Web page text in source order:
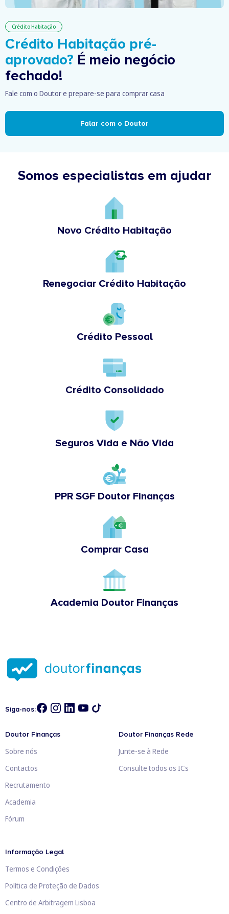
Crédito Habitação
Crédito Habitação pré-
aprovado? É meio negócio
fechado!
Fale com o Doutor e prepare-se para comprar casa
Falar com o Doutor
Somos especialistas em ajudar
Novo Crédito Habitação
Renegociar Crédito Habitação
Crédito Pessoal
Crédito Consolidado
Seguros Vida e Não Vida
PPR SGF Doutor Finanças
Comprar Casa
Academia Doutor Finanças
Siga-nos:
Doutor Finanças
Sobre nós
Contactos
Recrutamento
Academia
Fórum
Doutor Finanças Rede
Junte-se à Rede
Consulte todos os ICs
Informação Legal
Termos e Condições
Política de Proteção de Dados
Centro de Arbitragem Lisboa